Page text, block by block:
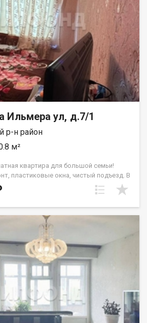
Ильмера ул, д.7/1
р-н район
м²
квартира для большой семьи!
пластиковые окна, чистый подъезд. В
дома рядом со Школой 14 и детским
вся мебель. Торопитесь, показ по